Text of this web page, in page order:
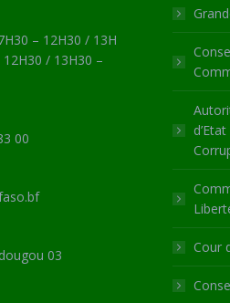
– 12H30 / 13H
/ 13H30 –
00
03
Cour